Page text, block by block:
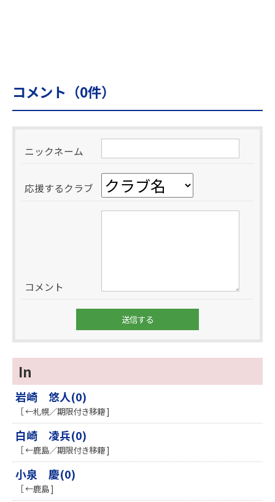
コメント（0件）
ニックネーム
応援するクラブ
コメント
In
岩崎 悠人(0)
［ ←札幌／期限付き移籍 ]
白崎 凌兵(0)
［ ←鹿島／期限付き移籍 ]
小泉 慶(0)
［ ←鹿島 ]